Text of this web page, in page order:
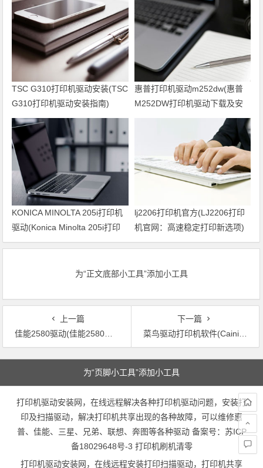
TSC G310打印机驱动安装(TSC
G310打印机驱动安装指南)
惠普打印机驱动m252dw(惠普
M252DW打印机驱动下载及安
装方法)
KONICA MINOLTA 205i打印机
驱动(Konica Minolta 205i打印
机驱动下载指南)
lj2206打印机官方(LJ2206打印
机官网：高速稳定打印新选项)
为“正文底部小工具”添加小工具
上一篇
佳能2580驱动(佳能2580打印机驱动下载及安装教程)
下一篇
菜鸟驱动打印机软件(Cainiao Printer Driver Software – Simplify Your Printing Experience)
文章导航
为“页脚小工具”添加小工具
打印机驱动安装网，在线远程解决各种打印机驱动问题，安装打
印及扫描驱动，解决打印机共享出现的各种故障，可以维修惠
普、佳能、三星、兄弟、联想、奔图等各种驱动 备案号： 苏ICP
备18029648号-3 打印机刷机清零
打印机驱动安装网，在线远程安装打印扫描驱动，打印机共享